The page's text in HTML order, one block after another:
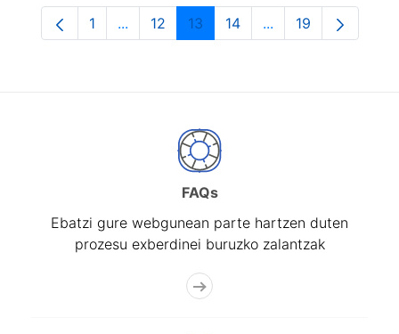
Orrialdea
1 ...Intermediate Pages Use TAB to navigate.
Orrialdea
12 Orrialdea
13 Orrialdea
14 ...Intermediate
Orrialdea
19
FAQs
Ebatzi gure webgunean parte hartzen duten
prozesu exberdinei buruzko zalantzak